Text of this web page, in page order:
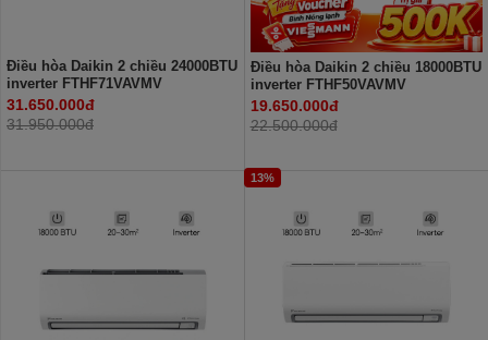
Điều hòa Daikin 2 chiều 24000BTU
inverter FTHF71VAVMV
31.650.000đ
31.950.000đ
Điều hòa Daikin 2 chiều 18000BTU
inverter FTHF50VAVMV
19.650.000đ
22.500.000đ
13%